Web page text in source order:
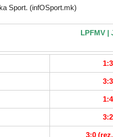
Sport. (infOSport.mk)
LPFMV |
1:3
3:3
1:4
3:2
3:0